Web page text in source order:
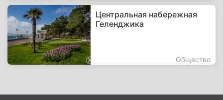
Центральная набережная
Геленджика
Общество